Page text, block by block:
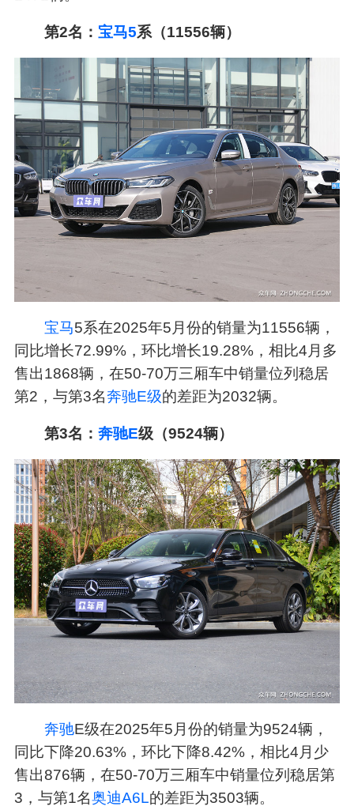
第2名： 宝马5系（11556辆）
宝马5系在2025年5月份的销量为11556辆，
同比增长72.99%，环比增长19.28%，相比4月多
售出1868辆，在50-70万三厢车中销量位列稳居
第2，与第3名奔驰E级的差距为2032辆。
第3名：奔驰E级（9524辆）
奔驰E级在2025年5月份的销量为9524辆，
同比下降20.63%，环比下降8.42%，相比4月少
售出876辆，在50-70万三厢车中销量位列稳居第
3，与第1名奥迪A6L的差距为3503辆。